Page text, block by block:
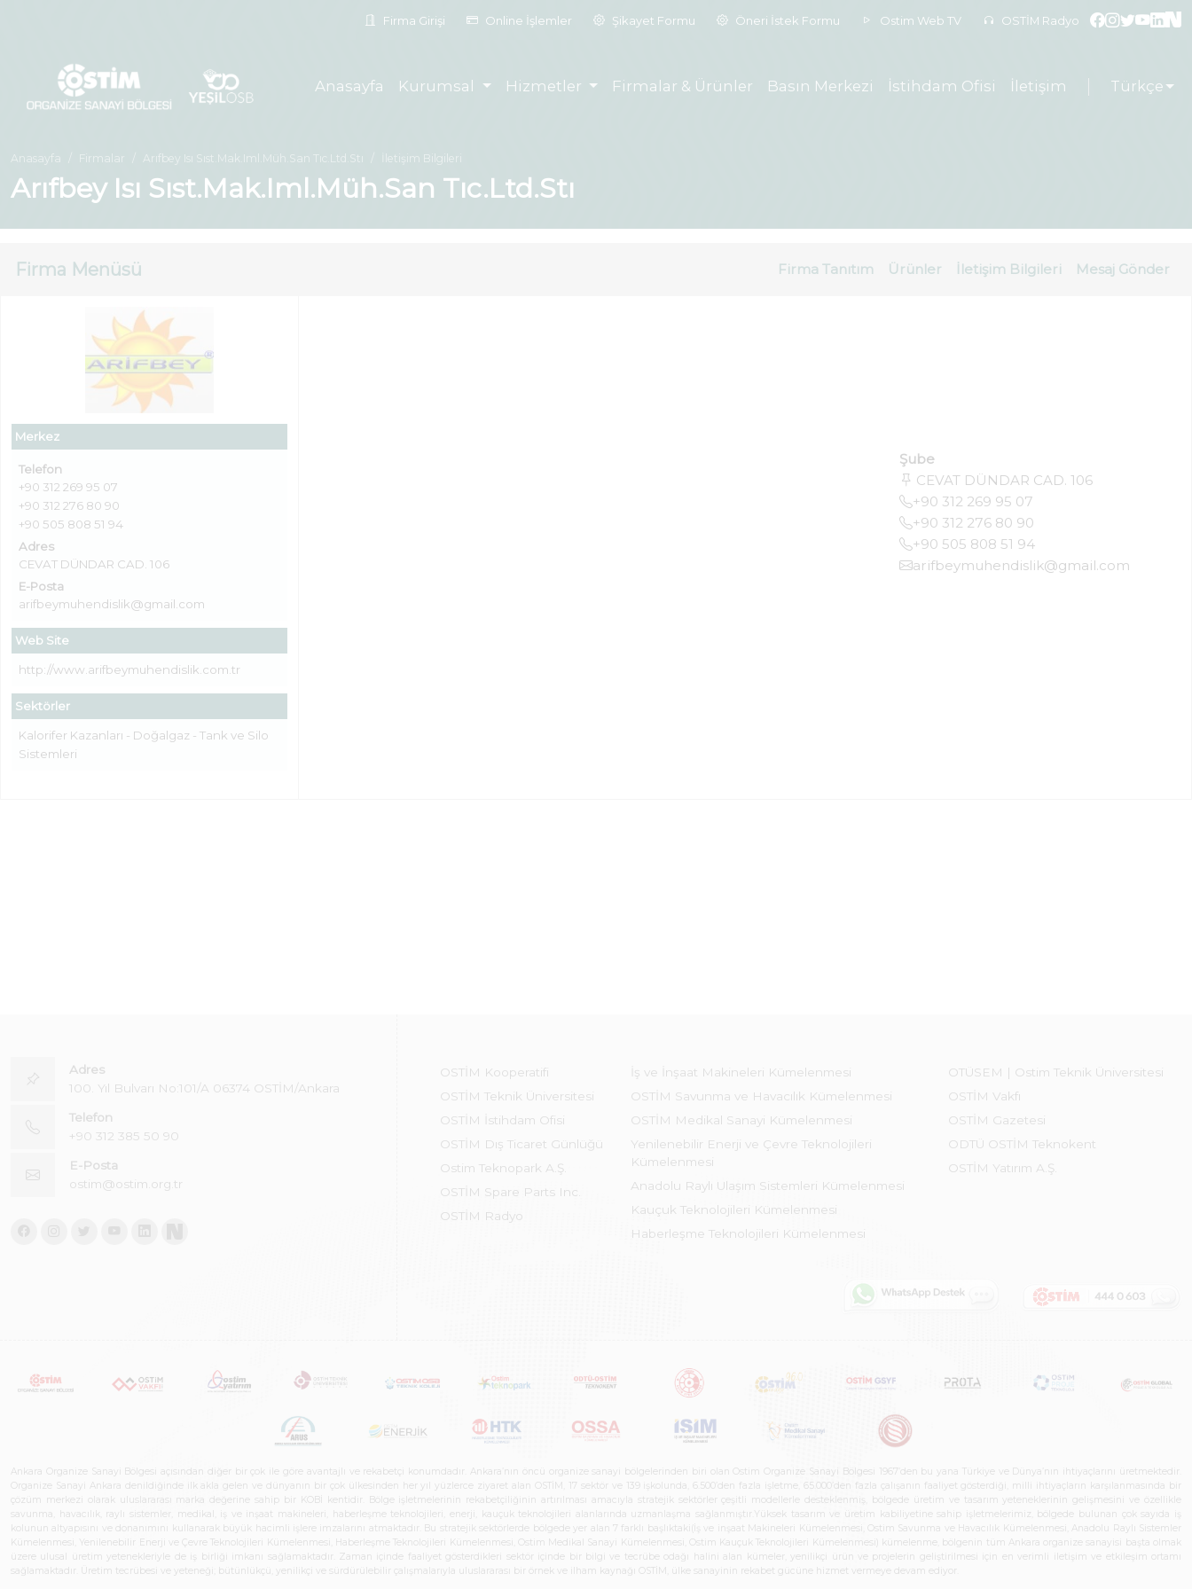
Firma Girişi Online İşlemler Şikayet Formu Öneri İstek Formu Ostim Web TV OSTİM Radyo
Anasayfa Kurumsal Hizmetler Firmalar & Ürünler Basın Merkezi İstihdam Ofisi İletişim Türkçe
Anasayfa Firmalar Arıfbey Isı Sıst.Mak.Iml.Müh.San Tıc.Ltd.Stı İletişim Bilgileri
Arıfbey Isı Sıst.Mak.Iml.Müh.San Tıc.Ltd.Stı
Firma Menüsü Firma Tanıtım Ürünler İletişim Bilgileri Mesaj Gönder
Merkez
Telefon
+90 312 269 95 07
+90 312 276 80 90
+90 505 808 51 94
Adres
CEVAT DÜNDAR CAD. 106
E-Posta
arifbeymuhendislik@gmail.com
Web Site
http://www.arifbeymuhendislik.com.tr
Sektörler
Kalorifer Kazanları - Doğalgaz - Tank ve Silo
Sistemleri
Şube
CEVAT DÜNDAR CAD. 106
+90 312 269 95 07
+90 312 276 80 90
+90 505 808 51 94
arifbeymuhendislik@gmail.com
Adres
100. Yıl Bulvarı No:101/A 06374 OSTİM/Ankara
Telefon
+90 312 385 50 90
E-Posta
ostim@ostim.org.tr
OSTİM Kooperatifi
OSTİM Teknik Üniversitesi
OSTİM İstihdam Ofisi
OSTİM Dış Ticaret Günlüğü
Ostim Teknopark A.Ş.
OSTİM Spare Parts Inc.
OSTİM Radyo
İş ve İnşaat Makineleri Kümelenmesi
OSTİM Savunma ve Havacılık Kümelenmesi
OSTİM Medikal Sanayi Kümelenmesi
Yenilenebilir Enerji ve Çevre Teknolojileri
Kümelenmesi
Anadolu Raylı Ulaşım Sistemleri Kümelenmesi
Kauçuk Teknolojileri Kümelenmesi
Haberleşme Teknolojileri Kümelenmesi
OTÜSEM | Ostim Teknik Üniversitesi
OSTİM Vakfı
OSTİM Gazetesi
ODTÜ OSTİM Teknokent
OSTİM Yatırım A.Ş.
Ankara Organize Sanayi Bölgesi açısından diğer bir çok ile göre avantajlı ve rekabetçi konumdadır. Ankara’nın öncü organize sanayi bölgelerinden biri olan Ostim Organize Sanayi Bölgesi 1967’den bu yana Türkiye ve Dünya’nın ihtiyaçlarını üretmektedir.
Organize Sanayi Ankara denildiğinde ilk akla gelen ve dünyanın bir çok ülkesinden her yıl yüzlerce ziyaret alan OSTİM, 17 sektör ve 139 işkolunda, 6.500’den fazla işletme, 65.000’den fazla çalışanın faaliyet gösterdiği, milli ihtiyaçların karşılanmasında bir
çözüm merkezi olarak uluslararası marka değerine sahip bir KOBİ kentidir. Bölge işletmelerinin rekabetçiliğinin artırılması amacıyla stratejik sektörler çeşitli modellerle desteklenmiş, bölgede üretim ve tasarım yeteneklerinin gelişmesini ve özellikle
savunma, havacılık, raylı sistemler, medikal, iş ve inşaat makineleri, haberleşme teknolojileri, enerji, kauçuk teknolojileri alanlarında uzmanlaşma sağlanmıştır.Yüksek tasarım ve üretim kabiliyetine sahip işletmelerimiz, bölgede bulunan çok sayıda iş
kolunun altyapısını ve donanımını kullanarak büyük hacimli işlere imzalarını atmaktadır. Bu stratejik sektörlerde bölgede yer alan 7 farklı başlıktaki(İş ve inşaat Makineleri Kümelenmesi, Ostim Savunma ve Havacılık Kümelenmesi, Anadolu Raylı Sistemler
Kümelenmesi, Yenilenebilir Enerji ve Çevre Teknolojileri Kümelenmesi, Haberleşme Teknolojileri Kümelenmesi, Ostim Medikal Sanayi Kümelenmesi, Ostim Kauçuk Teknolojileri Kümelenmesi) kümelenme, bölgenin tüm Ankara organize sanayisi başta olmak
üzere ulusal üretim yetenekleriyle de iş birliği imkanı sağlamaktadır. Zaman içinde faaliyet gösterdikleri sektör içinde bir bilgi ve tecrübe odağı halini alan kümeler, yenilikçi ürün ve projelerin geliştirilmesi için en verimli iletişim ve etkileşim ortamı
sağlamaktadır. Üretim tecrübesi ve yeteneği; bütünlükçü, yenilikçi ve sürdürülebilir çalışmalarıyla uluslararası bir örnek ve ilham kaynağı OSTİM, ülke sanayinin rekabet gücüne hizmet vermeye devam ediyor.